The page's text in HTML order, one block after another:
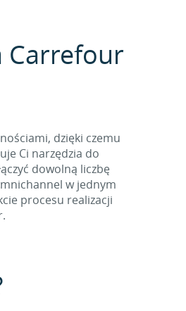
Carrefour
dzięki czemu
Ci narzędzia do
dowolną liczbę
w jednym
procesu realizacji